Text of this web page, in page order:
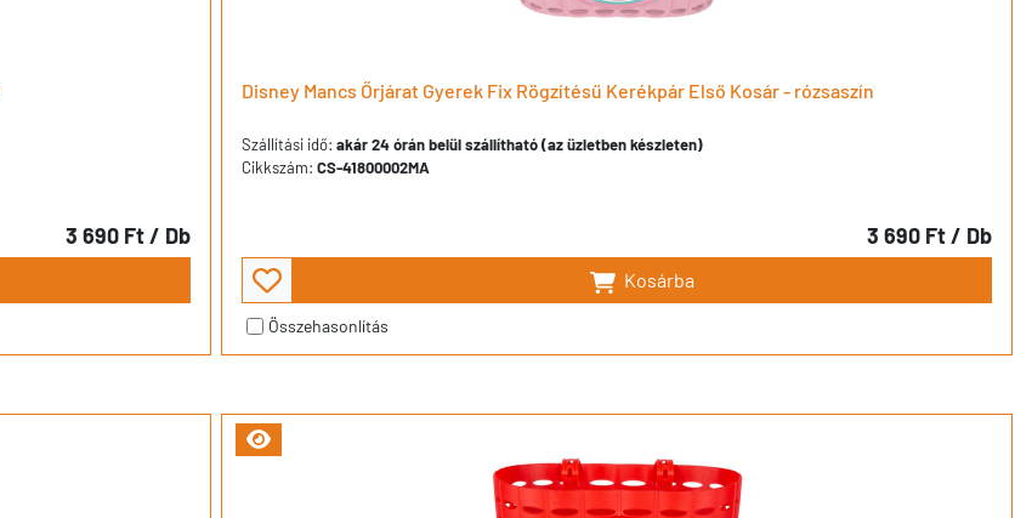
3 690 Ft/ Db
Disney Mancs Őrjárat Gyerek Fix Rögzítésű Kerékpár Első Kosár - rózsaszín
Szállítási idő: akár 24 órán belül szállítható (az üzletben készleten)
Cikkszám: CS-41800002MA
3 690 Ft/ Db
Kosárba
Összehasonlítás